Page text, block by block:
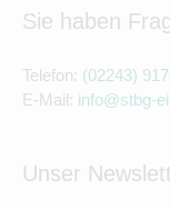
Sie haben
Telefon: (02243)
E-Mail: info@stbg-
Unser